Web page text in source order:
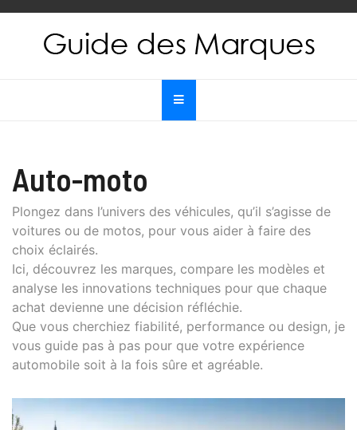
Skip
content
Guide des Marques
Auto-moto
Plongez dans l’univers des véhicules, qu’il s’agisse de
voitures ou de motos, pour vous aider à faire des
choix éclairés.
Ici, découvrez les marques, compare les modèles et
analyse les innovations techniques pour que chaque
achat devienne une décision réfléchie.
Que vous cherchiez fiabilité, performance ou design, je
vous guide pas à pas pour que votre expérience
automobile soit à la fois sûre et agréable.